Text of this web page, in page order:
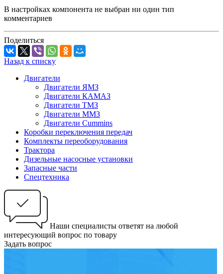
В настройках компонента не выбран ни один тип
комментариев
Поделиться
Назад к списку
Двигатели
Двигатели ЯМЗ
Двигатели КАМАЗ
Двигатели ТМЗ
Двигатели ММЗ
Двигатели Cummins
Коробки переключения передач
Комплекты переоборудования
Трактора
Дизельные насосные установки
Запасные части
Спецтехника
Наши специалисты ответят на любой
интересующий вопрос по товару
Задать вопрос